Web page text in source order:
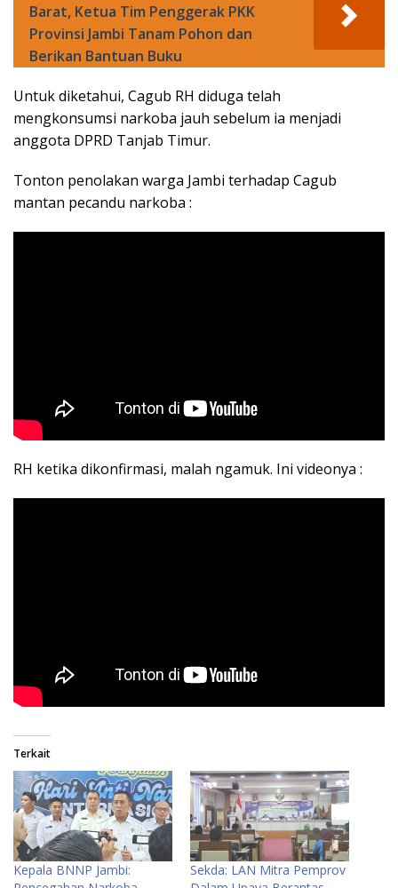
Barat, Ketua Tim Penggerak PKK
Provinsi Jambi Tanam Pohon dan
Berikan Bantuan Buku
Untuk diketahui, Cagub RH diduga telah
mengkonsumsi narkoba jauh sebelum ia menjadi
anggota DPRD Tanjab Timur.
Tonton penolakan warga Jambi terhadap Cagub
mantan pecandu narkoba :
RH ketika dikonfirmasi, malah ngamuk. Ini videonya :
Terkait
Kepala BNNP Jambi:
Sekda: LAN Mitra Pemprov